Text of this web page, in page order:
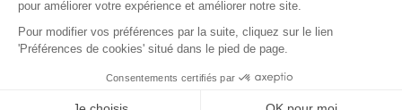
Règles du concoursMentions légalesCookiesCopyright
© 2025 • Review Car